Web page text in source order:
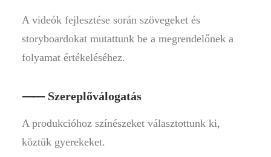
A videók fejlesztése során szövegeket és
storyboardokat mutattunk be a megrendelőnek a
folyamat értékeléséhez.
⸺ Szereplőválogatás
A produkcióhoz színészeket választottunk ki,
köztük gyerekeket.